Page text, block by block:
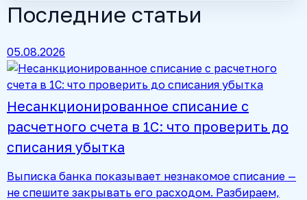
Последние статьи
05.08.2026
Несанкционированное списание с
расчетного счета в 1С: что проверить до
списания убытка
Выписка банка показывает незнакомое списание —
не спешите закрывать его расходом. Разбираем,